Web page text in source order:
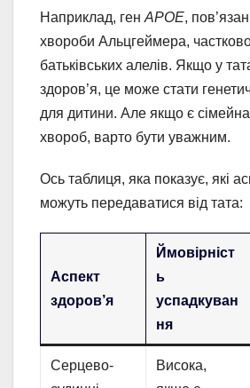
Наприклад, ген APOE,
хвороби Альцгеймера,
батьківських алелів. Якщо у
здоров’я, це може стати
для дитини. Але якщо є сімейна
хвороб, варто бути уважним.
Ось таблиця, яка показує, які
можуть передаватися від тата:
Аспект
здоров’я
Ймовірніст
ь
успадкуван
ня
Серцево-
Висока,